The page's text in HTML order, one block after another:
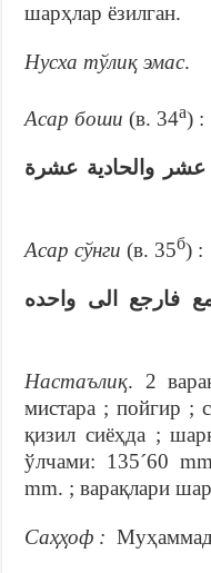
шарҳлар ёзилган.
Нусха тўлиқ эмас.
Асар боши (в. 34а) :
والحادية عشرة
Асар сўнги (в. 35б) :
فارجع الى واحده
Настаълиқ. 2
мистара ; пойгир ;
қизил сиёҳда ;
ўлчами: 135´60
mm. ; варақлари
Саҳҳоф :